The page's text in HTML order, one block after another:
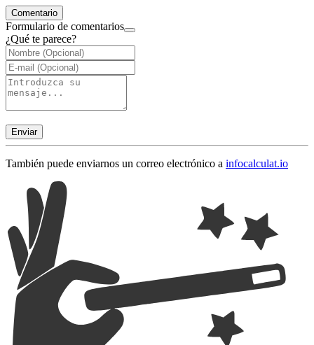
Comentario
Formulario de comentarios
¿Qué te parece?
Enviar
También puede enviarnos un correo electrónico a infocalculat.io